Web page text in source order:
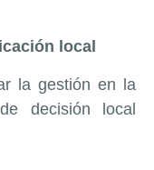
local
la gestión en la
decisión local